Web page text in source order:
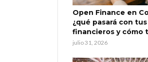
Open Finance en
¿qué pasará con
financieros y cómo
julio 31, 2026